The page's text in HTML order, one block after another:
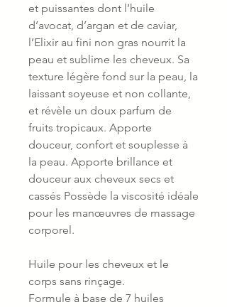
et puissantes dont l’huile
d’avocat, d’argan et de caviar,
l’Elixir au fini non gras nourrit la
peau et sublime les cheveux. Sa
texture légère fond sur la peau, la
laissant soyeuse et non collante,
et révèle un doux parfum de
fruits tropicaux. Apporte
douceur, confort et souplesse à
la peau. Apporte brillance et
douceur aux cheveux secs et
cassés Possède la viscosité idéale
pour les manœuvres de massage
corporel.
Huile pour les cheveux et le
corps sans rinçage.
Formule à base de 7 huiles